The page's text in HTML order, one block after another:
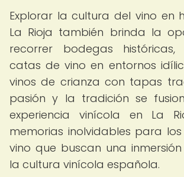
Explorar la cultura del vino en
La Rioja también brinda la
recorrer bodegas
catas de vino en entornos
vinos de crianza con tapas
pasión y la tradición se
experiencia vinícola en La
memorias inolvidables para
vino que buscan una
la cultura vinícola española.